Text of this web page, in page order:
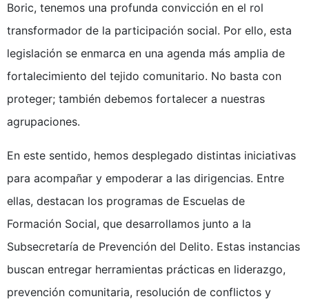
Boric, tenemos una profunda convicción en el rol
transformador de la participación social. Por ello, esta
legislación se enmarca en una agenda más amplia de
fortalecimiento del tejido comunitario. No basta con
proteger; también debemos fortalecer a nuestras
agrupaciones.
En este sentido, hemos desplegado distintas iniciativas
para acompañar y empoderar a las dirigencias. Entre
ellas, destacan los programas de Escuelas de
Formación Social, que desarrollamos junto a la
Subsecretaría de Prevención del Delito. Estas instancias
buscan entregar herramientas prácticas en liderazgo,
prevención comunitaria, resolución de conflictos y